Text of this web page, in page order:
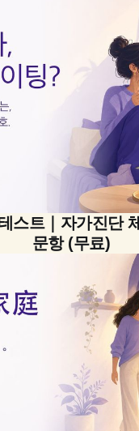
스트｜자가진단
문항 (무료)